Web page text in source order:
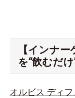
【インナ
を“飲むだ
オルビス ディフ